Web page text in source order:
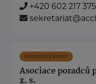
+420 602 217 375
Bronzový partner
Asociace poradců
z. s.